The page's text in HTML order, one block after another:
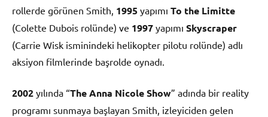
rollerde görünen Smith, 1995 yapımı To the Limitte
(Colette Dubois rolünde) ve 1997 yapımı Skyscraper
(Carrie Wisk isminindeki helikopter pilotu rolünde) adlı
aksiyon filmlerinde başrolde oynadı.
2002 yılında “The Anna Nicole Show” adında bir reality
programı sunmaya başlayan Smith, izleyiciden gelen